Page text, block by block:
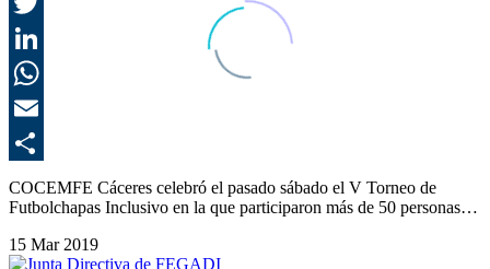
COCEMFE Cáceres celebró el pasado sábado el V Torneo de
Futbolchapas Inclusivo en la que participaron más de 50 personas…
15 Mar 2019